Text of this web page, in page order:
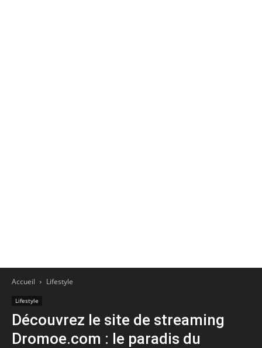
Accueil Lifestyle
Lifestyle
Découvrez le site de streaming
Dromoe.com : le paradis du